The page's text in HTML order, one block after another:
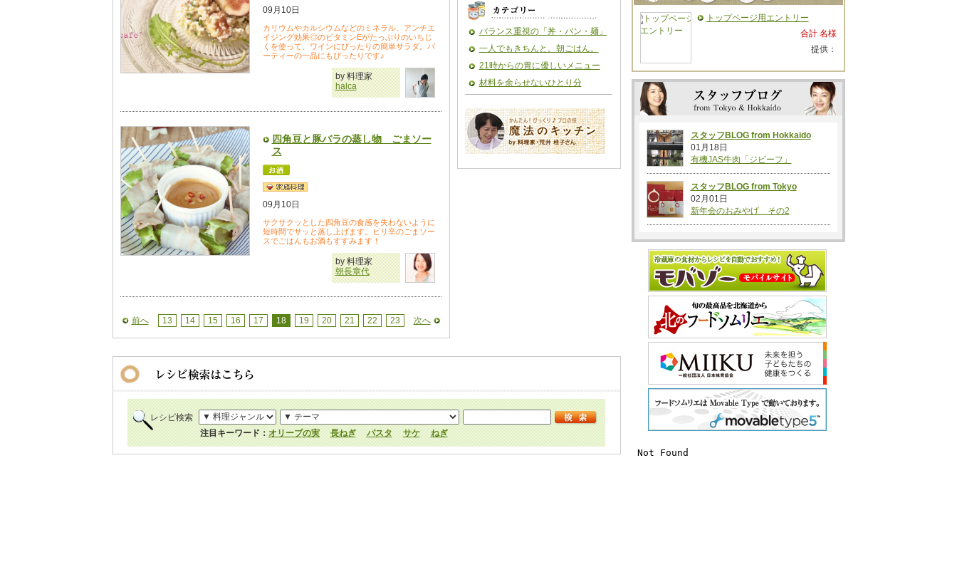
09月10日
カリウムやカルシウムなどのミネラル、アンチエ
イジング効果◎のビタミンEがたっぷりのいちじ
くを使って、ワインにぴったりの簡単サラダ。パ
ーティーの一品にもぴったりです♪
by 料理家
halca
四角豆と豚バラの蒸し物 ごまソー
ス
09月10日
サクサクッとした四角豆の食感を失わないように
短時間でサッと蒸し上げます。ピリ辛のごまソー
スでごはんもお酒もすすみます！
by 料理家
朝長章代
前へ 13 14 15 16 17 18 19 20 21 22 23 次へ
バランス重視の「丼・パン・麺」
一人でもきちんと。朝ごはん。
21時からの胃に優しいメニュー
材料を余らせないひとり分
レシピ検索
注目キーワード： オリーブの実 長ねぎ パスタ サケ ねぎ
トップページ用エントリー
合計 名様
提供：
スタッフBLOG from Hokkaido
01月18日
有機JAS牛肉「ジビーフ」
スタッフBLOG from Tokyo
02月01日
新年会のおみやげ その2